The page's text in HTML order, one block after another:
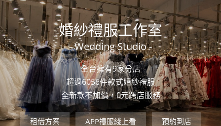
婚紗禮服工作室
- Wedding Studio -
全台擁有9家分店
超過6056件款式婚紗禮服
全新款不加價，0元跨店服務
租借方案 APP禮服綫上看 預約到店